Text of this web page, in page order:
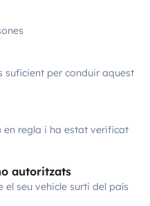
suficient per conduir aquest
en regla i ha estat verificat
autoritzats
seu vehicle surti del país